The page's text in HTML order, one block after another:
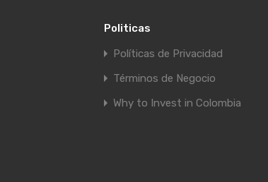
Politicas
Políticas de Privacidad
Términos de Negocio
Why to Invest in Colombia